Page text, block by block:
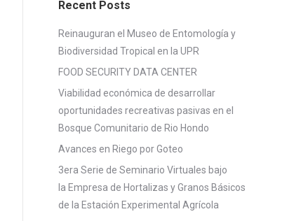
Recent Posts
Reinauguran el Museo de Entomología y
Biodiversidad Tropical en la UPR
FOOD SECURITY DATA CENTER
Viabilidad económica de desarrollar
oportunidades recreativas pasivas en el
Bosque Comunitario de Rio Hondo
Avances en Riego por Goteo
3era Serie de Seminario Virtuales bajo
la Empresa de Hortalizas y Granos Básicos
de la Estación Experimental Agrícola